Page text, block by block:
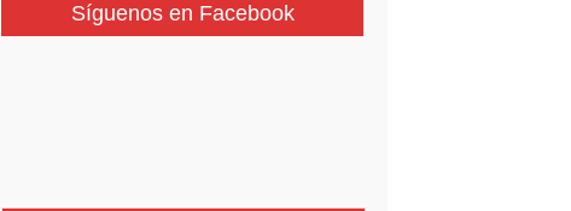
Síguenos en Facebook